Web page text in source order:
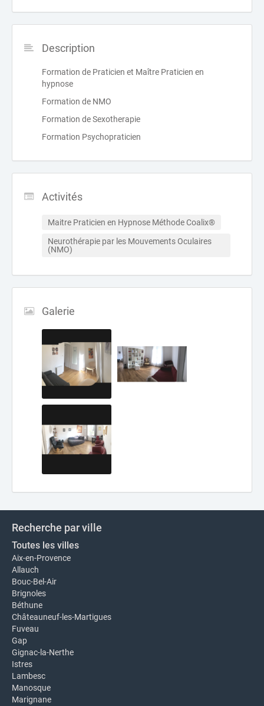
Description
Formation de Praticien et Maître Praticien en
hypnose
Formation de NMO
Formation de Sexotherapie
Formation Psychopraticien
Activités
Maitre Praticien en Hypnose Méthode Coalix®
Neurothérapie par les Mouvements Oculaires
(NMO)
Galerie
Recherche par ville
Toutes les villes
Aix-en-Provence
Allauch
Bouc-Bel-Air
Brignoles
Béthune
Châteauneuf-les-Martigues
Fuveau
Gap
Gignac-la-Nerthe
Istres
Lambesc
Manosque
Marignane